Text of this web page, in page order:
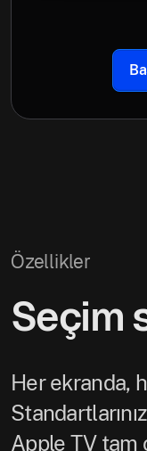
Özellikler
Seçim
Her ekranda,
Apple TV tam